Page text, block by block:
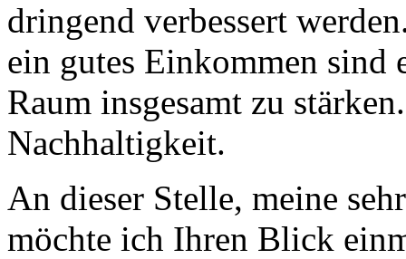
dringend verbessert
ein gutes Einkommen sind
Raum insgesamt zu
Nachhaltigkeit.
An dieser Stelle, meine
möchte ich Ihren Blick